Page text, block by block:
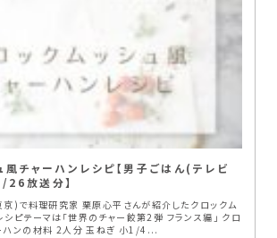
風チャーハンレシピ【男子ごはん(テレビ
放送分】
)で料理研究家 栗原心平さんが紹介したクロックム
シピテーマは「世界のチャー餃第2弾 フランス編」 クロ
ハンの材料 2人分 玉ねぎ 小1/4...